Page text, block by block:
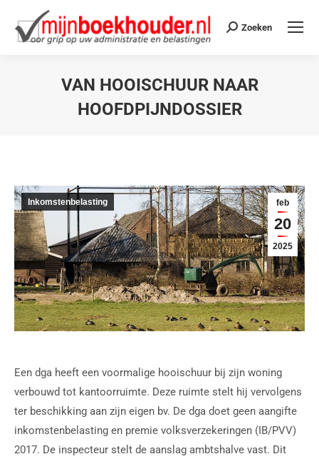
Zoeken
VAN HOOISCHUUR NAAR
HOOFDPIJNDOSSIER
feb
20
2025
Inkomstenbelasting
Een dga heeft een voormalige hooischuur bij zijn woning
verbouwd tot kantoorruimte. Deze ruimte stelt hij vervolgens
ter beschikking aan zijn eigen bv. De dga doet geen aangifte
inkomstenbelasting en premie volksverzekeringen (IB/PVV)
2017. De inspecteur stelt de aanslag ambtshalve vast. Dit